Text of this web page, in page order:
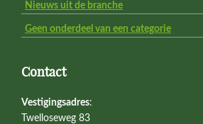
Nieuws uit de branche
Geen onderdeel van een categorie
Contact
Vestigingsadres:
Twelloseweg 83